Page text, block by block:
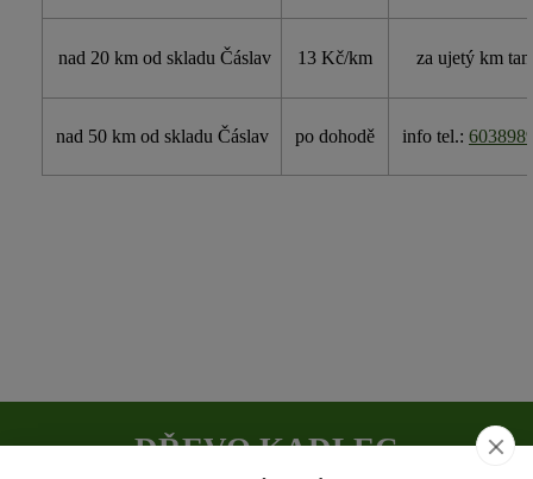
nad 20 km od skladu Čáslav 13 Kč/km za ujetý km
nad 50 km od skladu Čáslav po dohodě info tel.:
DŘEVO KADLEC